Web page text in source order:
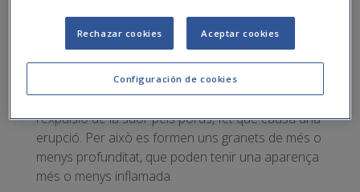
provoca coentor i inflamació amb bonys més
profunds.
En la majoria de casos es tracta de miliària, un
problema causat per l'obstrucció dels
porusquan fa calor. Aquesta condició impedeix
l'expulsió de la suor pels porus, fet que causa una
erupció. Per això es formen uns granets de més o
menys profunditat, que poden tenir una aparença
més o menys inflamada.
Configuración de cookies
Rechazar cookies Aceptar cookies